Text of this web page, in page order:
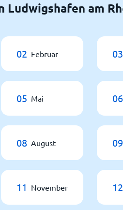
Ludwigshafen am
02 Februar 03
05 Mai 06
08 August 09
11 November 12